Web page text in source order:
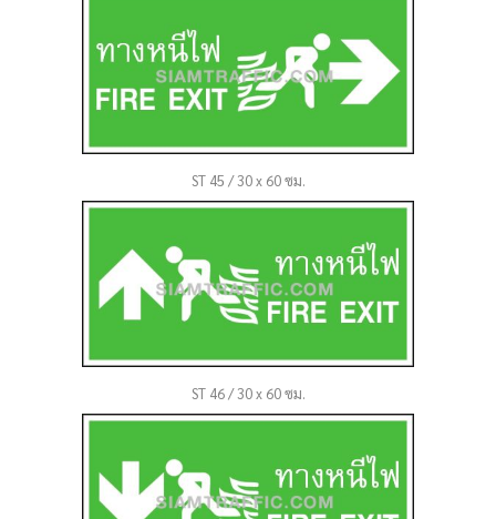
ST 45 / 30 x 60 ซม.
ST 46 / 30 x 60 ซม.